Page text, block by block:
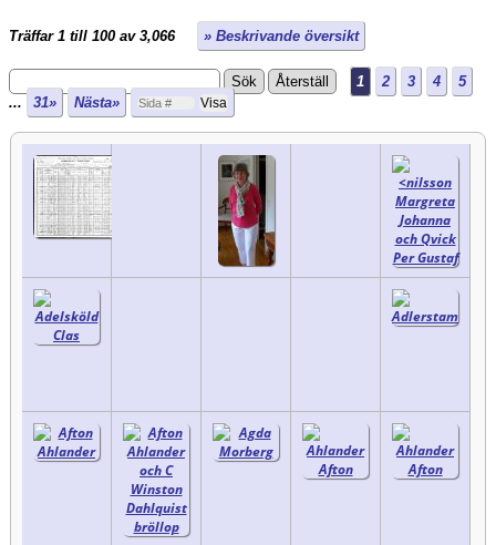
Träffar 1 till 100 av 3,066 » Beskrivande översikt
1 2 3 4
5
...
31» Nästa»